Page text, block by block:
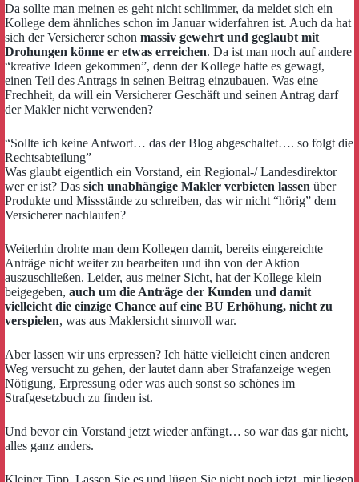
Da sollte man meinen es geht nicht schlimmer, da meldet sich ein
Kollege dem ähnliches schon im Januar widerfahren ist. Auch da hat
sich der Versicherer schon massiv gewehrt und geglaubt mit
Drohungen könne er etwas erreichen. Da ist man noch auf andere
“kreative Ideen gekommen”, denn der Kollege hatte es gewagt,
einen Teil des Antrags in seinen Beitrag einzubauen. Was eine
Frechheit, da will ein Versicherer Geschäft und seinen Antrag darf
der Makler nicht verwenden?
“Sollte ich keine Antwort… das der Blog abgeschaltet…. so folgt die
Rechtsabteilung”
Was glaubt eigentlich ein Vorstand, ein Regional-/ Landesdirektor
wer er ist? Das sich unabhängige Makler verbieten lassen über
Produkte und Missstände zu schreiben, das wir nicht “hörig” dem
Versicherer nachlaufen?
Weiterhin drohte man dem Kollegen damit, bereits eingereichte
Anträge nicht weiter zu bearbeiten und ihn von der Aktion
auszuschließen. Leider, aus meiner Sicht, hat der Kollege klein
beigegeben, auch um die Anträge der Kunden und damit
vielleicht die einzige Chance auf eine BU Erhöhung, nicht zu
verspielen, was aus Maklersicht sinnvoll war.
Aber lassen wir uns erpressen? Ich hätte vielleicht einen anderen
Weg versucht zu gehen, der lautet dann aber Strafanzeige wegen
Nötigung, Erpressung oder was auch sonst so schönes im
Strafgesetzbuch zu finden ist.
Und bevor ein Vorstand jetzt wieder anfängt… so war das gar nicht,
alles ganz anders.
Kleiner Tipp. Lassen Sie es und lügen Sie nicht noch jetzt, mir liegen